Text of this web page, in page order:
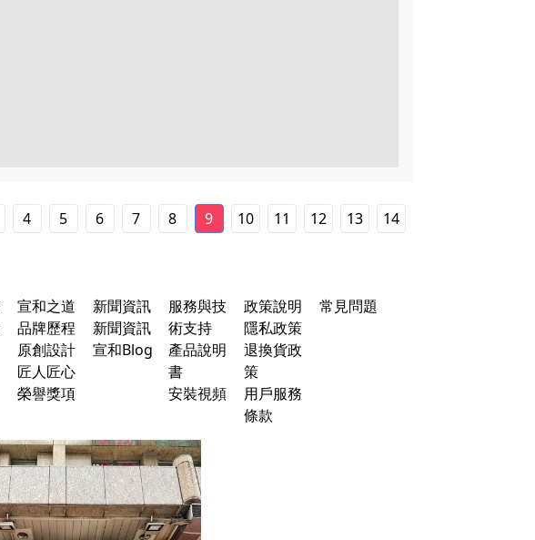
4 5 6 7 8 9 10 11 12 13 14
宣和之道
品牌歷程
原創設計
匠人匠心
榮譽獎項
新聞資訊
新聞資訊
宣和Blog
服務與技
術支持
產品說明
書
安裝視頻
政策說明
隱私政策
退換貨政
策
用戶服務
條款
常見問題